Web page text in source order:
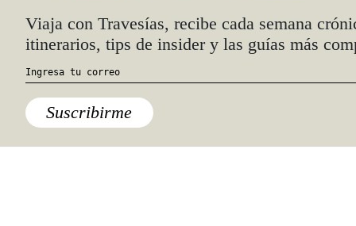
Tee time y terapia con vino
En el mismo complejo se encuentran
dos de los campos de golf más
importantes del destino: Cabo del Sol
Ocean Course, diseñado por Jack
Viaja con Travesías, recibe cada semana
itinerarios, tips de insider y las guías más
Suscribirme